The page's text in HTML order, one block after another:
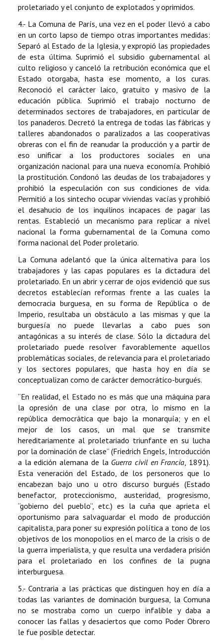
proletariado y el conjunto de explotados y oprimidos.
4.- La Comuna de París, una vez en el poder llevó a cabo
en un corto lapso de tiempo otras importantes medidas:
Separó al Estado de la Iglesia, y expropió las propiedades
de esta última. Suprimió el subsidio gubernamental al
culto religioso y canceló la retribución económica que el
Estado otorgaba, hasta ese momento, a los curas.
Reconoció el carácter laico, gratuito y masivo de la
educación pública. Suprimió el trabajo nocturno de
determinados sectores de trabajadores, en particular de
los panaderos. Decretó la entrega de todas las fábricas y
talleres abandonados o paralizados a las cooperativas
obreras con el fin de reanudar la producción y a partir de
eso unificar a los productores sociales en una
organización nacional para una nueva economía. Prohibió
la prostitución. Condonó las deudas de los trabajadores y
prohibió la especulación con sus condiciones de vida.
Permitió a los sintecho ocupar viviendas vacías y prohibió
el desahucio de los inquilinos incapaces de pagar las
rentas. Estableció un mecanismo para replicar a nivel
nacional la forma gubernamental de la Comuna como
forma nacional del Poder proletario.
La Comuna adelantó que la única alternativa para los
trabajadores y las capas populares es la dictadura del
proletariado. En un abrir y cerrar de ojos evidenció que sus
decretos establecían reformas frente a las cuales la
democracia burguesa, en su forma de República o de
Imperio, resultaba un obstáculo a las mismas y que la
burguesía no puede llevarlas a cabo pues son
antagónicas a su interés de clase. Sólo la dictadura del
proletariado puede resolver favorablemente aquellos
problemáticas sociales, de relevancia para el proletariado
y los sectores populares, que hasta hoy en día se
conceptualizan como de carácter democrático-burgués.
“En realidad, el Estado no es más que una máquina para
la opresión de una clase por otra, lo mismo en la
república democrática que bajo la monarquía; y en el
mejor de los casos, un mal que se transmite
hereditariamente al proletariado triunfante en su lucha
por la dominación de clase” (Friedrich Engels, Introducción
a la edición alemana de la Guerra civil en Francia , 1891).
Esta veneración del Estado, de los personeros que lo
encabezan bajo uno u otro discurso burgués (Estado
benefactor, proteccionismo, austeridad, progresismo,
“gobierno del pueblo”, etc.) es la cuña que aprieta el
oportunismo para salvaguardar el modo de producción
capitalista, para poner su expresión política a tono de los
objetivos de los monopolios en el marco de la crisis o de
la guerra imperialista, y que resulta una verdadera prisión
para el proletariado en los confines de la pugna
interburguesa.
5.- Contraria a las prácticas que distinguen hoy en día a
todas las variantes de dominación burguesa, la Comuna
no se mostraba como un cuerpo infalible y daba a
conocer las fallas y desaciertos que como Poder Obrero
le fue posible detectar.